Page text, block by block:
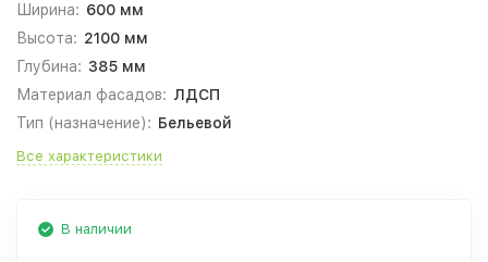
Ширина: 600 мм
Высота: 2100 мм
Глубина: 385 мм
Материал фасадов: ЛДСП
Тип (назначение): Бельевой
Все характеристики
В наличии